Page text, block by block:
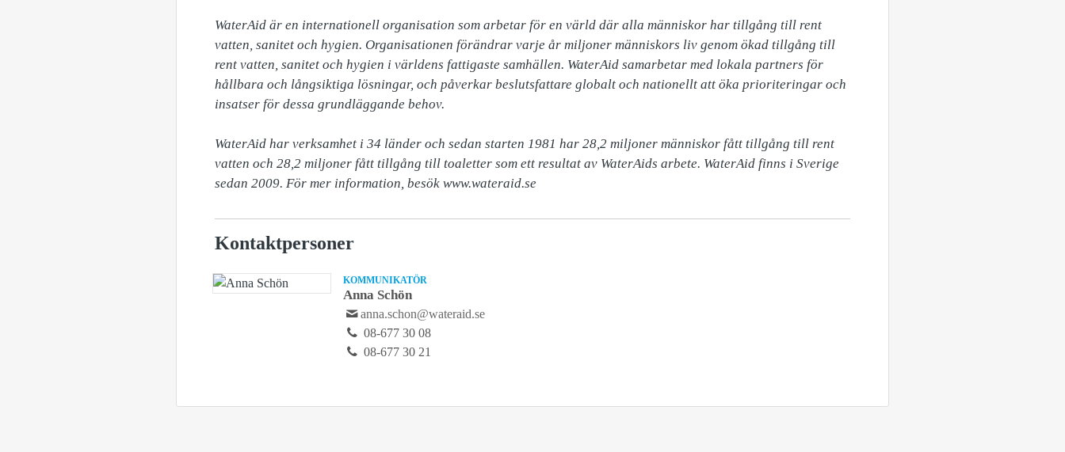
WaterAid är en internationell organisation som arbetar för en värld där alla människor har tillgång till rent
vatten, sanitet och hygien. Organisationen förändrar varje år miljoner människors liv genom ökad tillgång till
rent vatten, sanitet och hygien i världens fattigaste samhällen. WaterAid samarbetar med lokala partners för
hållbara och långsiktiga lösningar, och påverkar beslutsfattare globalt och nationellt att öka prioriteringar och
insatser för dessa grundläggande behov.
WaterAid har verksamhet i 34 länder och sedan starten 1981 har 28,2 miljoner människor fått tillgång till rent
vatten och 28,2 miljoner fått tillgång till toaletter som ett resultat av WaterAids arbete. WaterAid finns i Sverige
sedan 2009. För mer information, besök www.wateraid.se
Kontaktpersoner
KOMMUNIKATÖR
Anna Schön
anna.schon@wateraid.se
08-677 30 08
08-677 30 21